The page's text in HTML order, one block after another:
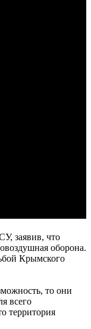
заявив, что
оборона.
Крымского
то они
всего
территория